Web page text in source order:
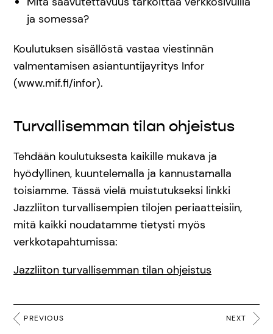
ja somessa?
Koulutuksen sisällöstä vastaa viestinnän
valmentamisen asiantuntijayritys Infor
(www.mif.fi/infor).
Turvallisemman tilan ohjeistus
Tehdään koulutuksesta kaikille mukava ja
hyödyllinen, kuuntelemalla ja kannustamalla
toisiamme. Tässä vielä muistutukseksi linkki
Jazzliiton turvallisempien tilojen periaatteisiin,
mitä kaikki noudatamme tietysti myös
verkkotapahtumissa:
Jazzliiton turvallisemman tilan ohjeistus
PREVIOUS NEXT